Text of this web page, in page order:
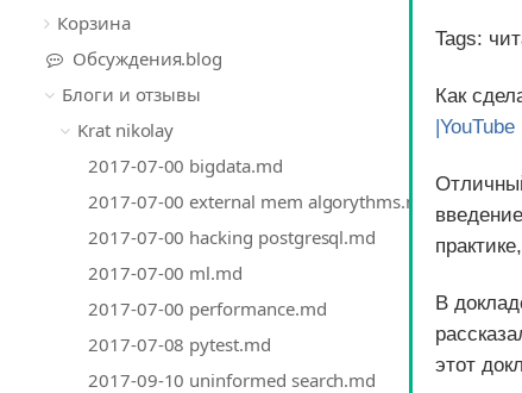
Корзина
Обсуждения.blog
Блоги и отзывы
Krat nikolay
2017-07-00 bigdata.md
2017-07-00 external mem algorythms.md
2017-07-00 hacking postgresql.md
2017-07-00 ml.md
2017-07-00 performance.md
2017-07-08 pytest.md
2017-09-10 uninformed search.md
Tags:
Как
|YouTube
В
этот